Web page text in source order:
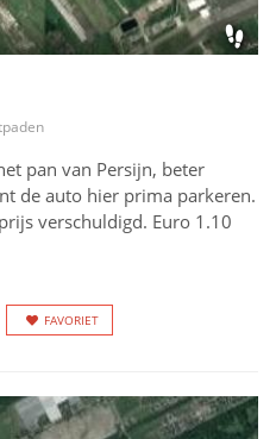
pan van Persijn, beter
de auto hier prima parkeren.
verschuldigd. Euro 1.10
FAVORIET